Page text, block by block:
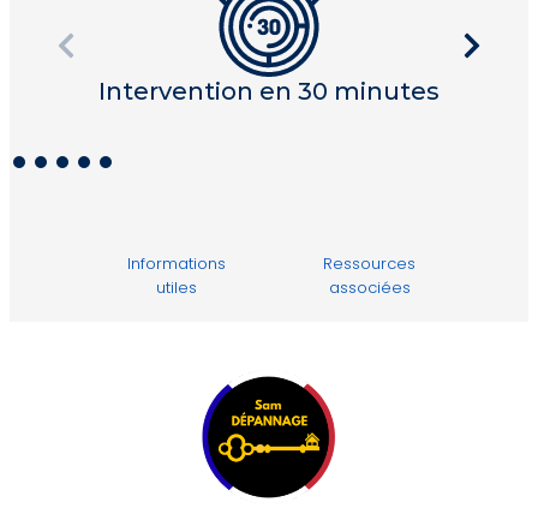
Intervention en 30 minutes
Informations
utiles
Ressources
associées